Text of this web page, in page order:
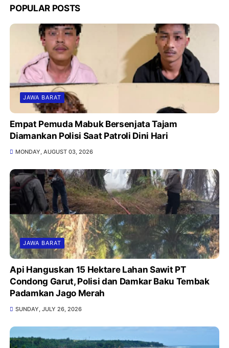
POPULAR POSTS
JAWA BARAT
Empat Pemuda Mabuk Bersenjata Tajam
Diamankan Polisi Saat Patroli Dini Hari
MONDAY, AUGUST 03, 2026
JAWA BARAT
Api Hanguskan 15 Hektare Lahan Sawit PT
Condong Garut, Polisi dan Damkar Baku Tembak
Padamkan Jago Merah
SUNDAY, JULY 26, 2026